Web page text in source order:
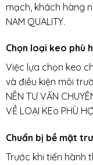
mạch, khách hàng
NAM QUALITY.
Chọn loại keo phù
Việc lựa chọn keo
và điều kiện môi
NÊN TƯ VẤN
VỀ LOẠI KEo PHÙ
Chuẩn bị bề mặt
Trước khi tiến hành